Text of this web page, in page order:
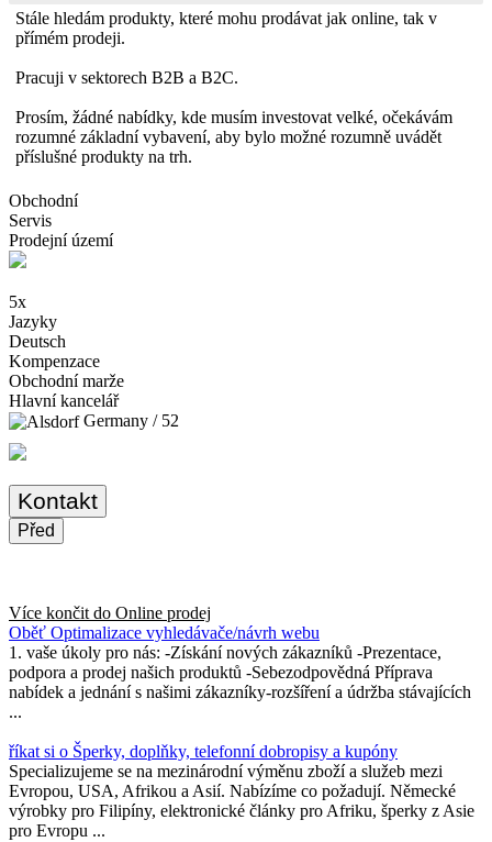
Stále hledám produkty, které mohu prodávat jak online, tak v
přímém prodeji.
Pracuji v sektorech B2B a B2C.
Prosím, žádné nabídky, kde musím investovat velké, očekávám
rozumné základní vybavení, aby bylo možné rozumně uvádět
příslušné produkty na trh.
Obchodní
Servis
Prodejní území
5x
Jazyky
Deutsch
Kompenzace
Obchodní marže
Hlavní kancelář
Germany / 52
Kontakt
Před
Více končit do Online prodej
Oběť Optimalizace vyhledávače/návrh webu
1. vaše úkoly pro nás: -Získání nových zákazníků -Prezentace,
podpora a prodej našich produktů -Sebezodpovědná Příprava
nabídek a jednání s našimi zákazníky-rozšíření a údržba stávajících
...
říkat si o Šperky, doplňky, telefonní dobropisy a kupóny
Specializujeme se na mezinárodní výměnu zboží a služeb mezi
Evropou, USA, Afrikou a Asií. Nabízíme co požadují. Německé
výrobky pro Filipíny, elektronické články pro Afriku, šperky z Asie
pro Evropu ...